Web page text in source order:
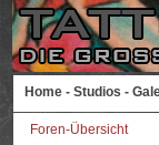
Home - Studios -
Foren-Übersicht